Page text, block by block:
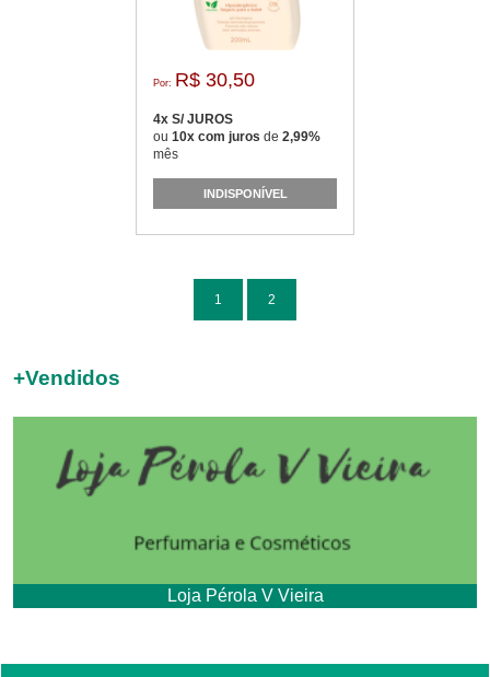
Por: R$ 30,50
4x S/ JUROS
ou 10x com juros de 2,99%
mês
INDISPONÍVEL
1 2
+Vendidos
Loja Pérola V Vieira